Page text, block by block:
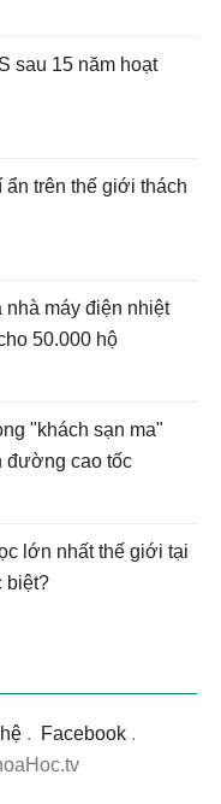
sau 15 năm hoạt
ẩn trên thế giới thách
nhà máy điện nhiệt
50.000 hộ
"khách sạn ma"
đường cao tốc
lớn nhất thế giới tại
biệt?
. Facebook .